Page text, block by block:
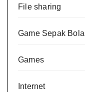
File sharing
Game Sepak Bola
Games
Internet